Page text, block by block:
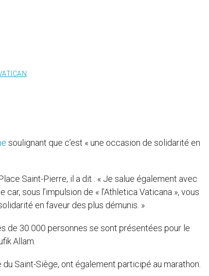
soulignant que c’est « une occasion de solidarité en
Saint-Pierre, il a dit : « Je salue également avec
sous l’impulsion de « l’Athletica Vaticana », vous
en faveur des plus démunis. »
de 30 000 personnes se sont présentées pour le
Allam.
du Saint-Siège, ont également participé au marathon.